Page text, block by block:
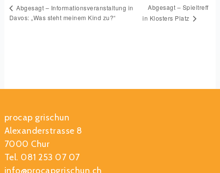
Abgesagt – Informationsveranstaltung in
Davos: „Was steht meinem Kind zu?“
Abgesagt – Spieltreff
in Klosters Platz
procap grischun
Alexanderstrasse 8
7000 Chur
Tel. 081 253 07 07
info@procapgrischun.ch